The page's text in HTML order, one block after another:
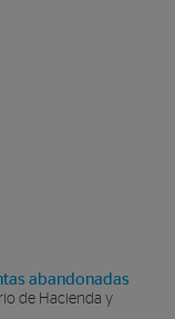
abandonadas
de Hacienda y